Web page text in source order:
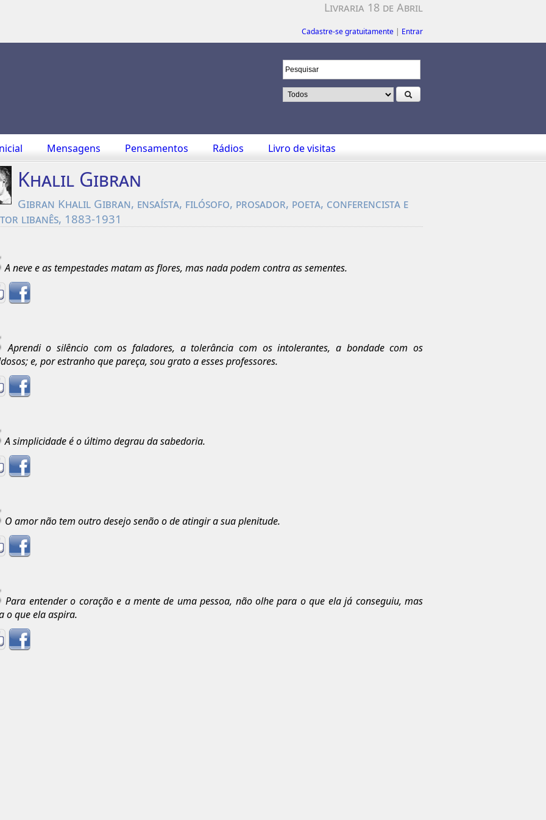
Livraria 18 de Abril
Cadastre-se gratuitamente | Entrar
Mensagens Pensamentos Rádios Livro de visitas
Khalil Gibran
Gibran Khalil Gibran, ensaísta, filósofo, prosador, poeta, conferencista e
libanês, 1883-1931
A neve e as tempestades matam as flores, mas nada podem contra as sementes.
Aprendi o silêncio com os faladores, a tolerância com os intolerantes, a bondade com os
e, por estranho que pareça, sou grato a esses professores.
A simplicidade é o último degrau da sabedoria.
O amor não tem outro desejo senão o de atingir a sua plenitude.
Para entender o coração e a mente de uma pessoa, não olhe para o que ela já conseguiu, mas
o que ela aspira.